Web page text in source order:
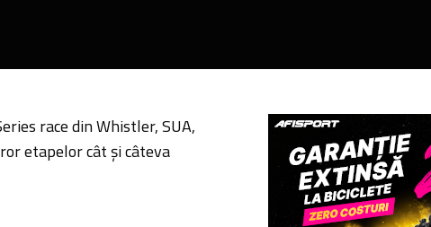
race din Whistler, SUA,
etapelor cât şi câteva